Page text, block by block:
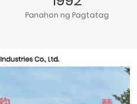
Panahon ng Pagtatag